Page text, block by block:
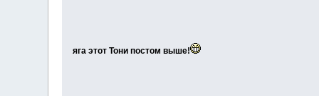
яга этот Тони постом выше!